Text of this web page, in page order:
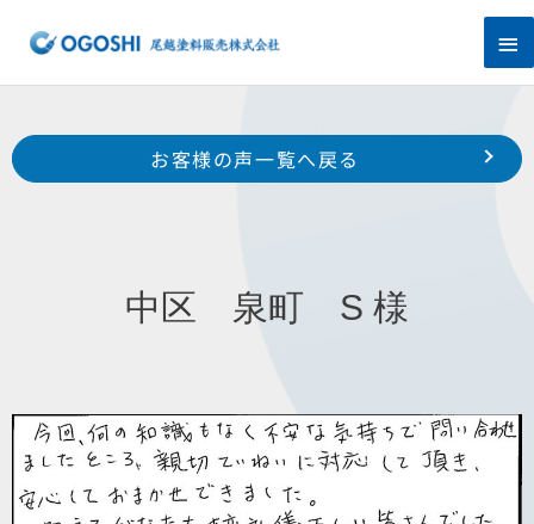
ス
プ
メ
イ
ン
メ
Prev
中区 佐鳴台 野末 様
中区 西浅田 Y 様
お客様の声一覧へ戻る
中区 泉町 S 様